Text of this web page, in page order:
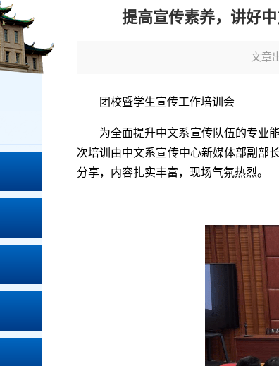
提高宣传素养，讲好
文章
团校暨学生宣传工作培训会
为全面提升中文系宣传队伍的专业
次培训由中文系宣传中心新媒体部副部
分享，内容扎实丰富，现场气氛热烈。